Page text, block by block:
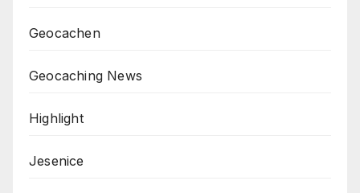
Geocachen
Geocaching News
Highlight
Jesenice